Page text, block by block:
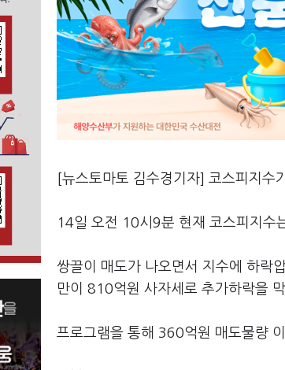
[뉴스토마토 김수경기자] 코스피지수
14일 오전 10시9분 현재 코스피지
쌍끌이 매도가 나오면서 지수에 하락
만이 810억원 사자세로 추가하락을
프로그램을 통해 360억원 매도물량